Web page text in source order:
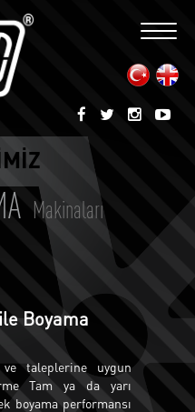
Toggle
Makinaları
Boyama
taleplerine uygun
Tam ya da yarı
boyama performansı